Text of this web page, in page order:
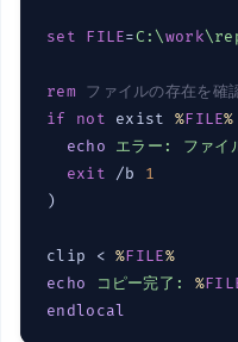
set FILE=C:\work
rem ファイルの存在を確
if
not exist %FILE%
echo
エラー: ファイ
exit /b 1
)
clip < %FILE%
echo
コピー完了: %
endlocal